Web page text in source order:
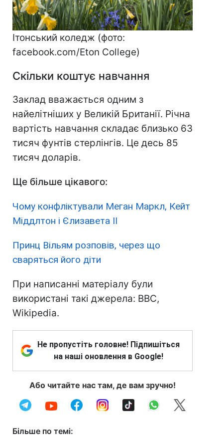
Ітонський коледж (фото:
facebook.com/Eton College)
Скільки коштує навчання
Заклад вважається одним з
найелітніших у Великій Британії. Річна
вартість навчання складає близько 63
тисяч фунтів стерлінгів. Це десь 85
тисяч доларів.
Ще більше цікавого:
Чому конфліктували Меган Маркл, Кейт
Міддлтон і Єлизавета II
Принц Вільям розповів, через що
сваряться його діти
При написанні матеріалу були
використані такі джерела: BBC,
Wikipedia.
Не пропустіть головне! Підпишіться
на наші оновлення в Google!
Або читайте нас там, де вам зручно!
Більше по темі: